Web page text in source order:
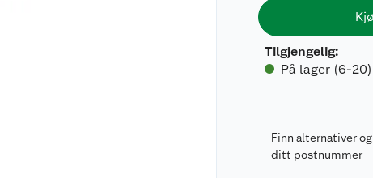
Tilgjengelig:
På lager (6-20)
Finn alternativer
ditt postnummer